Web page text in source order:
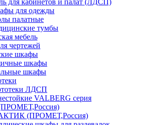
для одежды
палатные
тумбы
мебель
чертежей
шкафы
шкафы
шкафы
ЛДСП
VALBERG серия
(ПРОМЕТ,Россия)